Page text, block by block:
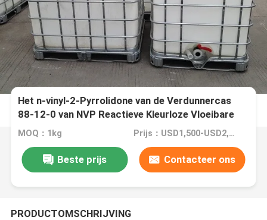
Het n-vinyl-2-Pyrrolidone van de Verdunnercas
88-12-0 van NVP Reactieve Kleurloze Vloeibare
Zuiverheid Min 99,5%
MOQ：1kg Prijs：USD1,500-USD2,150/kg
Beste prijs Contacteer ons
PRODUCTOMSCHRIJVING